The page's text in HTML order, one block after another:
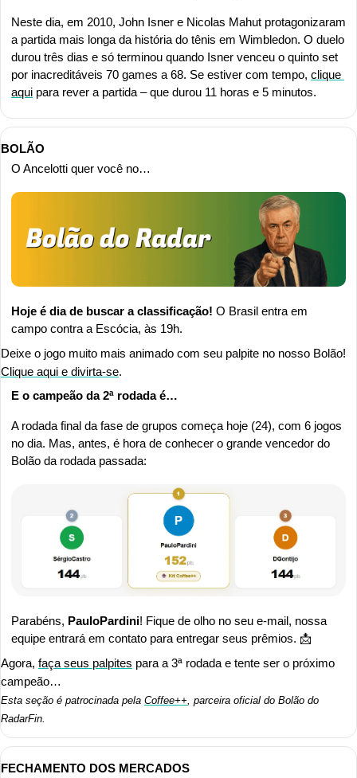
Neste dia, em 2010, John Isner e Nicolas Mahut protagonizaram
a partida mais longa da história do tênis em Wimbledon. O duelo
durou três dias e só terminou quando Isner venceu o quinto set
por inacreditáveis 70 games a 68. Se estiver com tempo, clique
aqui para rever a partida – que durou 11 horas e 5 minutos.
BOLÃO
O Ancelotti quer você no…
Hoje é dia de buscar a classificação! O Brasil entra em
campo contra a Escócia, às 19h.
Clique aqui e divirta-se.
E o campeão da 2ª rodada é…
A rodada final da fase de grupos começa hoje (24), com 6 jogos
no dia. Mas, antes, é hora de conhecer o grande vencedor do
Bolão da rodada passada:
Parabéns, PauloPardini! Fique de olho no seu e-mail, nossa
equipe entrará em contato para entregar seus prêmios. 📩
Agora, faça seus palpites para a 3ª rodada e tente ser o próximo
campeão…
Esta seção é patrocinada pela Coffee++, parceira oficial do Bolão do
RadarFin.
FECHAMENTO DOS MERCADOS